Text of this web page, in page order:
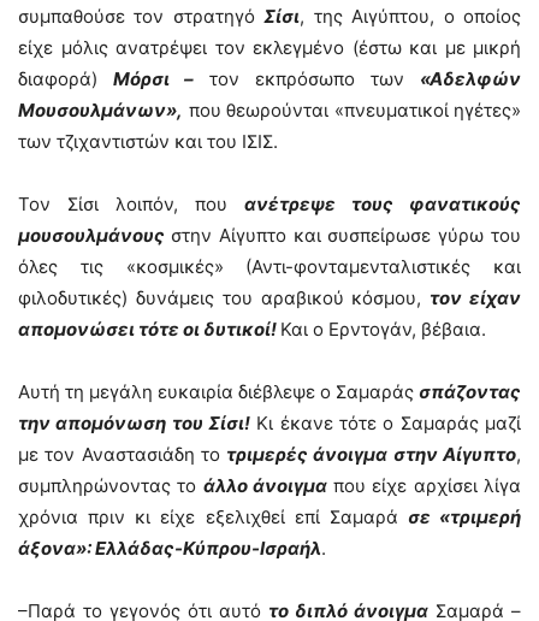
συμπαθούσε τον στρατηγόΣίσι, της Αιγύπτου, ο οποίος
είχε μόλις ανατρέψει τον εκλεγμένο (έστω και με μικρή
διαφορά) Μόρσι – τον εκπρόσωπο των «Αδελφών
Μουσουλμάνων», που θεωρούνται «πνευματικοί ηγέτες»
των τζιχαντιστών και του ΙΣΙΣ.
Τον Σίσι λοιπόν, που ανέτρεψε τους φανατικούς
μουσουλμάνους στην Αίγυπτο και συσπείρωσε γύρω του
όλες τις «κοσμικές» (Αντι-φονταμενταλιστικές και
φιλοδυτικές) δυνάμεις του αραβικού κόσμου, τον είχαν
απομονώσει τότε οι δυτικοί! Και ο Ερντογάν, βέβαια.
Αυτή τη μεγάλη ευκαιρία διέβλεψε ο Σαμαράς σπάζοντας
την απομόνωση του Σίσι! Κι έκανε τότε ο Σαμαράς μαζί
με τον Αναστασιάδη το τριμερές άνοιγμα στην Αίγυπτο,
συμπληρώνοντας το άλλο άνοιγμαπου είχε αρχίσει λίγα
χρόνια πριν κι είχε εξελιχθεί επί Σαμαρά σε «τριμερή
άξονα»: Ελλάδας-Κύπρου-Ισραήλ.
–Παρά το γεγονός ότι αυτό το διπλό άνοιγμα Σαμαρά –